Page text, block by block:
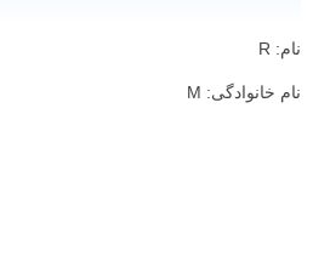
نام: R
نام خانوادگی: M